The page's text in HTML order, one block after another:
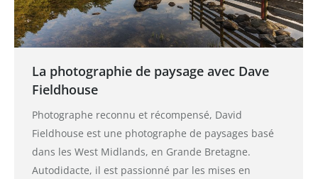
La photographie de paysage avec Dave
Fieldhouse
Photographe reconnu et récompensé, David
Fieldhouse est une photographe de paysages basé
dans les West Midlands, en Grande Bretagne.
Autodidacte, il est passionné par les mises en